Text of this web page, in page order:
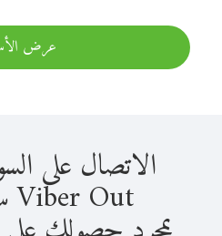
عرض
الاتصال على
Viber Out سهل للغاية.